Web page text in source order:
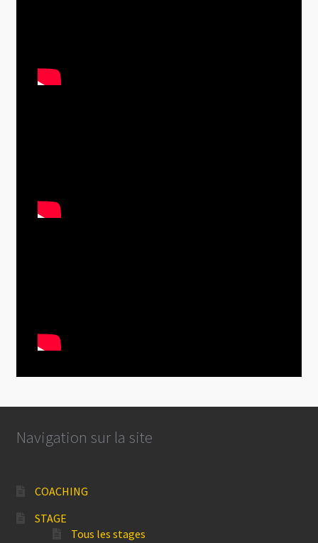
Navigation sur la site
COACHING
STAGE
Tous les stages